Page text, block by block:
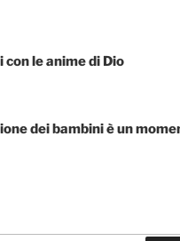
le anime di Dio
dei bambini è un